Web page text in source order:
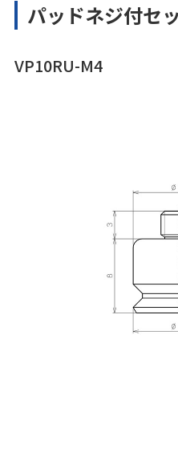
パッドネジ付セ
VP10RU-M4